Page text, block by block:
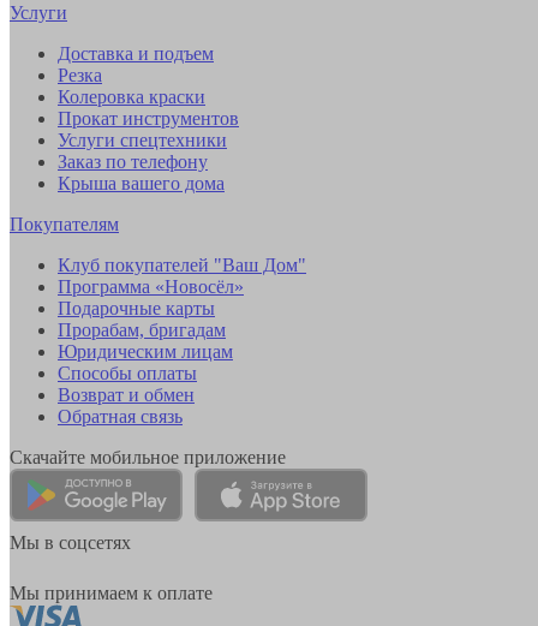
Услуги
Доставка и подъем
Резка
Колеровка краски
Прокат инструментов
Услуги спецтехники
Заказ по телефону
Крыша вашего дома
Покупателям
Клуб покупателей "Ваш Дом"
Программа «Новосёл»
Подарочные карты
Прорабам, бригадам
Юридическим лицам
Способы оплаты
Возврат и обмен
Обратная связь
Скачайте мобильное приложение
Мы в соцсетях
Мы принимаем к оплате